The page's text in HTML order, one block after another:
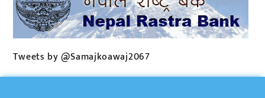
Tweets by @Samajkoawaj2067